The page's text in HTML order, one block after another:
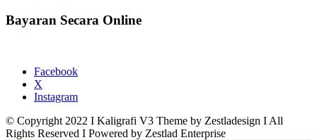
Bayaran Secara Online
Facebook
X
Instagram
© Copyright 2022 I Kaligrafi V3 Theme by Zestladesign I All
Rights Reserved I Powered by Zestlad Enterprise